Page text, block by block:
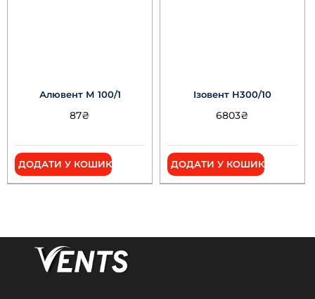
Алювент М 100/1
87₴
ДОДАТИ У КОШИК
Ізовент Н300/10
6803₴
ДОДАТИ У КОШИК